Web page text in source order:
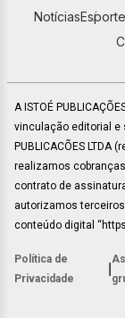
Notícias
A ISTOÉ
vinculação editorial e
PUBLICACÕES
realizamos
contrato de
autorizamos
conteúdo digital
Política de
Privacidade